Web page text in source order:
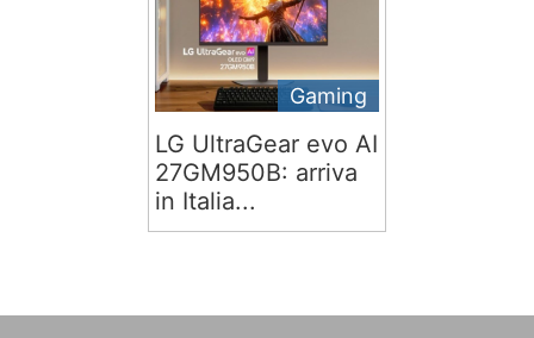
Gaming
LG UltraGear evo AI
27GM950B: arriva
in Italia...